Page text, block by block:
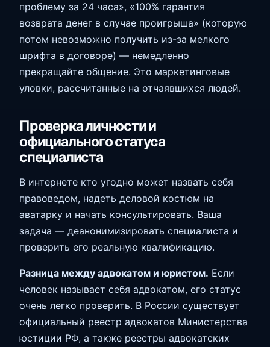
проблему за 24 часа», «100% гарантия
возврата денег в случае проигрыша» (которую
потом невозможно получить из-за мелкого
шрифта в договоре) — немедленно
прекращайте общение. Это маркетинговые
уловки, рассчитанные на отчаявшихся людей.
Проверка личности и
официального статуса
специалиста
В интернете кто угодно может назвать себя
правоведом, надеть деловой костюм на
аватарку и начать консультировать. Ваша
задача — деанонимизировать специалиста и
проверить его реальную квалификацию.
Разница между адвокатом и юристом. Если
человек называет себя адвокатом, его статус
очень легко проверить. В России существует
официальный реестр адвокатов Министерства
юстиции РФ, а также реестры адвокатских